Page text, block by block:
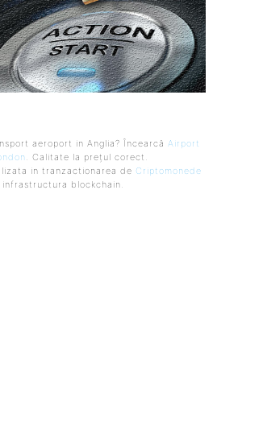
aeroport in Anglia? ÎncearcăAirport
. Calitate la prețul corect.
in tranzactionarea deCriptomonede
infrastructura blockchain.